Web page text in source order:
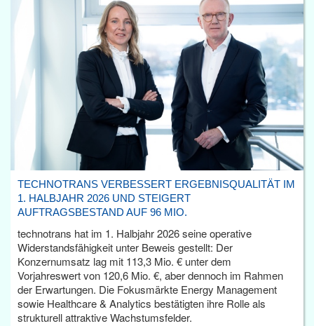
TECHNOTRANS VERBESSERT ERGEBNISQUALITÄT IM
1. HALBJAHR 2026 UND STEIGERT
AUFTRAGSBESTAND AUF 96 MIO.
technotrans hat im 1. Halbjahr 2026 seine operative
Widerstandsfähigkeit unter Beweis gestellt: Der
Konzernumsatz lag mit 113,3 Mio. € unter dem
Vorjahreswert von 120,6 Mio. €, aber dennoch im Rahmen
der Erwartungen. Die Fokusmärkte Energy Management
sowie Healthcare & Analytics bestätigten ihre Rolle als
strukturell attraktive Wachstumsfelder.